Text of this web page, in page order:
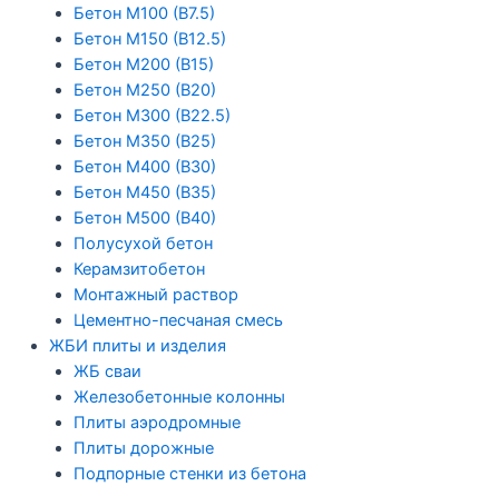
Бетон М100 (В7.5)
Бетон М150 (В12.5)
Бетон М200 (В15)
Бетон М250 (В20)
Бетон М300 (В22.5)
Бетон М350 (В25)
Бетон М400 (В30)
Бетон М450 (В35)
Бетон М500 (В40)
Полусухой бетон
Керамзитобетон
Монтажный раствор
Цементно-песчаная смесь
ЖБИ плиты и изделия
ЖБ сваи
Железобетонные колонны
Плиты аэродромные
Плиты дорожные
Подпорные стенки из бетона